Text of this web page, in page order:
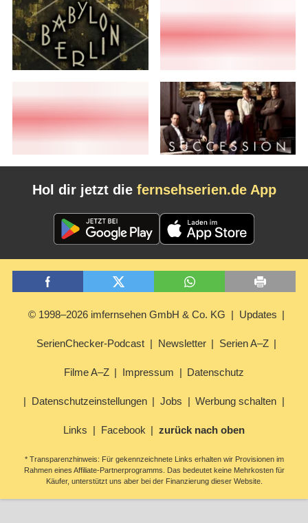
Hol dir jetzt die fernsehserien.de App
© 1998–2026 imfernsehen GmbH & Co. KG Updates
SerienChecker-Podcast Newsletter Serien A–Z
Filme A–Z Impressum Datenschutz
Datenschutzeinstellungen Jobs Werbung schalten
Links Facebook zurück nach oben
* Transparenzhinweis: Für gekennzeichnete Links erhalten wir Provisionen im
Rahmen eines Affiliate-Partnerprogramms. Das bedeutet keine Mehrkosten für
Käufer, unterstützt uns aber bei der Finanzierung dieser Website.